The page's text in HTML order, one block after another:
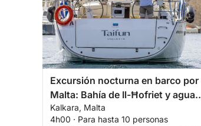
Excursión nocturna en barco por
Malta: Bahía de Il-Ħofriet y aguas
cristalinas.
Kalkara, Malta
4h00 · Para hasta 10 personas